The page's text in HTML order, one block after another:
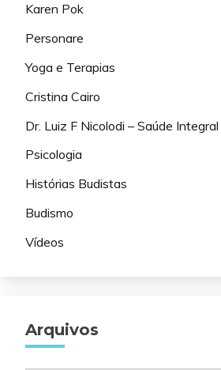
Karen Pok
Personare
Yoga e Terapias
Cristina Cairo
Dr. Luiz F Nicolodi – Saúde Integral
Psicologia
Histórias Budistas
Budismo
Vídeos
Arquivos